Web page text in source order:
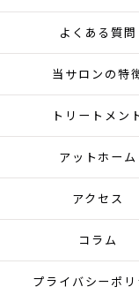
よくある質問
当サロンの特
トリートメン
アットホーム
アクセス
コラム
プライバシーポリ